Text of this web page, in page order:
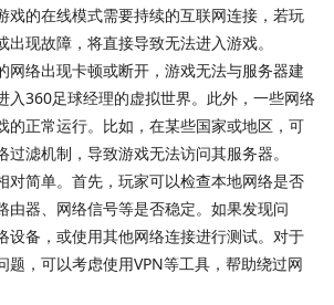
戏的在线模式需要持续的互联网连接，若玩
现故障，将直接导致无法进入游戏。
网络出现卡顿或断开，游戏无法与服务器建
入360足球经理的虚拟世界。此外，一些网络
的正常运行。比如，在某些国家或地区，可
滤机制，导致游戏无法访问其服务器。
对简单。首先，玩家可以检查本地网络是否
由器、网络信号等是否稳定。如果发现问
设备，或使用其他网络连接进行测试。对于
题，可以考虑使用VPN等工具，帮助绕过网